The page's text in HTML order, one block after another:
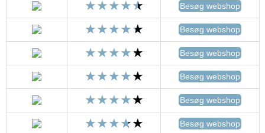
Besøg webshop
Besøg webshop
Besøg webshop
Besøg webshop
Besøg webshop
Besøg webshop